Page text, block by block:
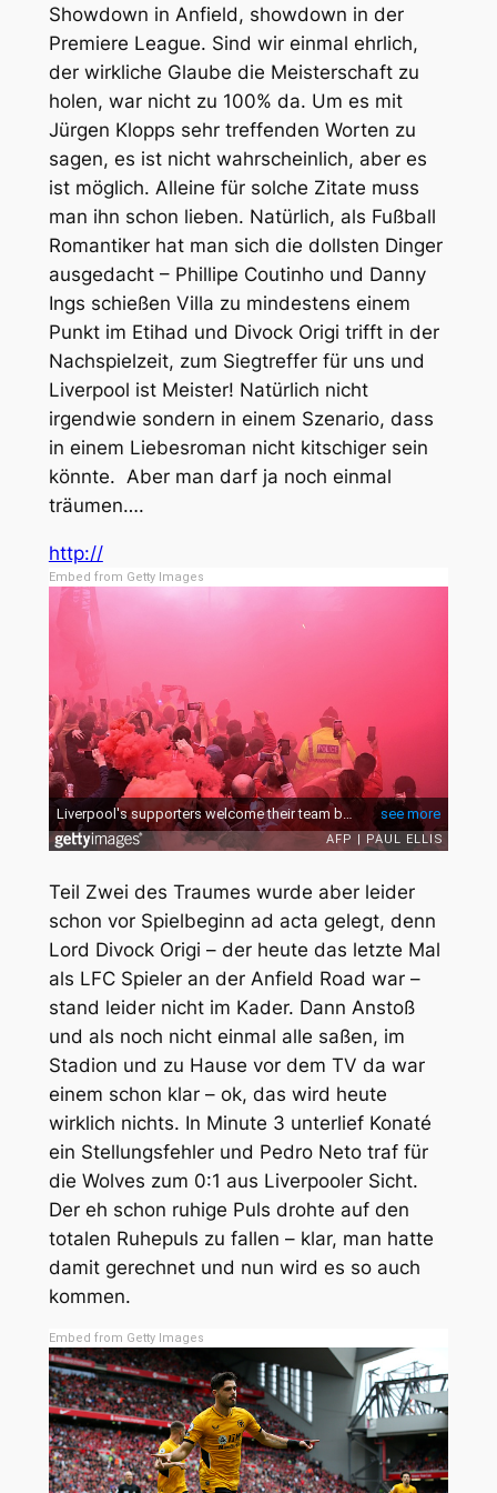
Showdown in Anfield, showdown in der
Premiere League. Sind wir einmal ehrlich,
der wirkliche Glaube die Meisterschaft zu
holen, war nicht zu 100% da. Um es mit
Jürgen Klopps sehr treffenden Worten zu
sagen, es ist nicht wahrscheinlich, aber es
ist möglich. Alleine für solche Zitate muss
man ihn schon lieben. Natürlich, als Fußball
Romantiker hat man sich die dollsten Dinger
ausgedacht – Phillipe Coutinho und Danny
Ings schießen Villa zu mindestens einem
Punkt im Etihad und Divock Origi trifft in der
Nachspielzeit, zum Siegtreffer für uns und
Liverpool ist Meister! Natürlich nicht
irgendwie sondern in einem Szenario, dass
in einem Liebesroman nicht kitschiger sein
könnte. Aber man darf ja noch einmal
träumen….
http://
Embed from Getty Images
Teil Zwei des Traumes wurde aber leider
schon vor Spielbeginn ad acta gelegt, denn
Lord Divock Origi – der heute das letzte Mal
als LFC Spieler an der Anfield Road war –
stand leider nicht im Kader. Dann Anstoß
und als noch nicht einmal alle saßen, im
Stadion und zu Hause vor dem TV da war
einem schon klar – ok, das wird heute
wirklich nichts. In Minute 3 unterlief Konaté
ein Stellungsfehler und Pedro Neto traf für
die Wolves zum 0:1 aus Liverpooler Sicht.
Der eh schon ruhige Puls drohte auf den
totalen Ruhepuls zu fallen – klar, man hatte
damit gerechnet und nun wird es so auch
kommen.
Embed from Getty Images